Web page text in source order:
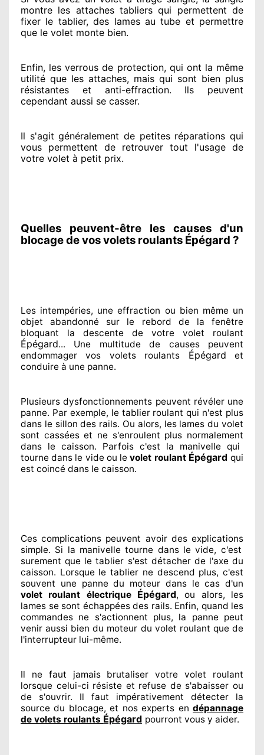
montre les attaches tabliers qui permettent de
fixer le tablier, des lames au tube et permettre
que le volet monte bien.
Enfin, les verrous de protection, qui ont la même
utilité que les attaches, mais qui sont bien plus
résistantes et anti-effraction. Ils peuvent
cependant aussi se casser.
Il s'agit généralement de petites réparations qui
vous permettent de retrouver tout l'usage de
votre volet à petit prix.
Quelles peuvent-être les causes d'un
blocage de vos volets roulants Épégard ?
Les intempéries, une effraction ou bien même un
objet abandonné sur le rebord de la fenêtre
bloquant la descente de votre volet roulant
Épégard... Une multitude de causes peuvent
endommager vos volets roulants Épégard et
conduire à une panne.
Plusieurs dysfonctionnements peuvent révélerune
panne. Par exemple, le tablier roulant qui n'est plus
dans le sillon des rails. Ou alors, les lames du volet
sont casséeset ne s'enroulent plus normalement
dans le caisson. Parfois c'est la manivelle qui
tourne dans le vide ou levolet roulant Épégard qui
est coincé dans le caisson.
Ces complications peuvent avoir des explications
simple. Si la manivelle tourne dans le vide, c'est
surement que le tablier s'est détacherde l'axe du
caisson. Lorsque le tablier ne descend plus, c'est
souvent une panne du moteur dans le cas d'un
volet roulant électrique Épégard, ou alors, les
lames se sont échappéesdes rails. Enfin, quand les
commandes ne s'actionnent plus, la panne peut
venir aussi bien du moteur du volet roulant que de
l'interrupteur lui-même.
Il ne faut jamais brutaliser votre volet roulant
lorsque celui-ci résiste et refuse de s'abaisser ou
de s'ouvrir. Il faut impérativement détecter la
source du blocage, et nos experts endépannage
de volets roulants Épégard pourront vous y aider.